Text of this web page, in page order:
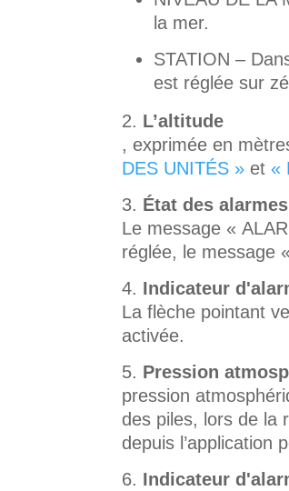
la mer.
STATION –
est réglée sur
L’altitude
, exprimée en
DES UNITÉS » et «
État des
Le message «
réglée, le message
Indicateur
La flèche pointant
activée.
Pression
pression
des piles, lors de la
depuis l’application
Indicateur